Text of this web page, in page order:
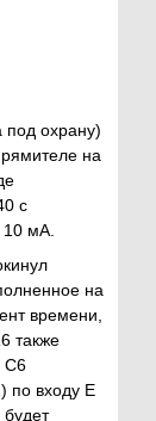
под охрану)
на
с
мА.
на
времени,
также
С6
по входу Е